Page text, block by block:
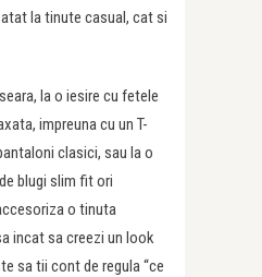
la tinute casual, cat si
la o iesire cu fetele
impreuna cu un T-
clasici, sau la o
blugi slim fit ori
o tinuta
incat sa creezi un look
sa tii cont de regula “ce